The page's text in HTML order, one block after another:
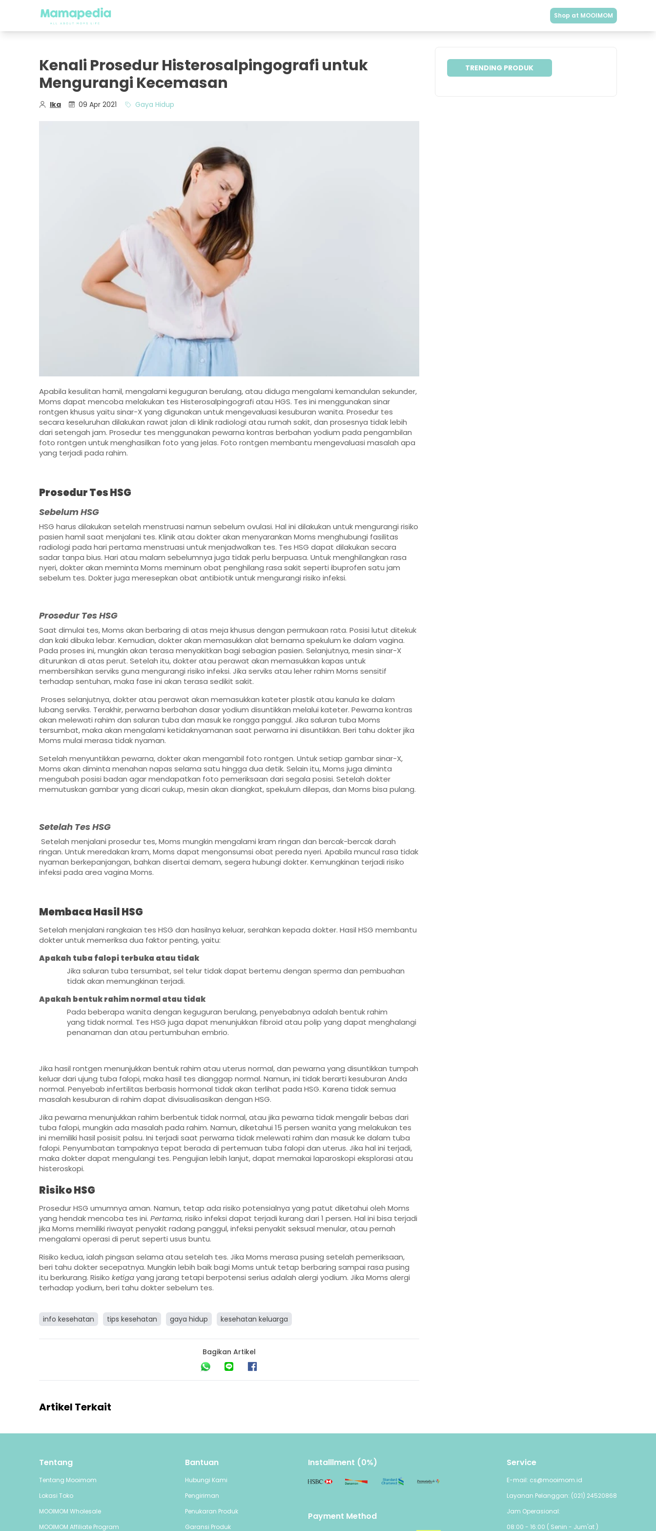
Shop at MOOIMOM
Kenali Prosedur Histerosalpingografi untuk
Mengurangi Kecemasan
Ika 09 Apr 2021 Gaya Hidup
Apabila kesulitan hamil, mengalami keguguran berulang, atau diduga mengalami kemandulan sekunder,
Moms dapat mencoba melakukan tes Histerosalpingografi atau HGS. Tes ini menggunakan sinar
rontgen khusus yaitu sinar-X yang digunakan untuk mengevaluasi kesuburan wanita. Prosedur tes
secara keseluruhan dilakukan rawat jalan di klinik radiologi atau rumah sakit, dan prosesnya tidak lebih
dari setengah jam. Prosedur tes menggunakan pewarna kontras berbahan yodium pada pengambilan
foto rontgen untuk menghasilkan foto yang jelas. Foto rontgen membantu mengevaluasi masalah apa
yang terjadi pada rahim.
Prosedur Tes HSG
Sebelum HSG
HSG harus dilakukan setelah menstruasi namun sebelum ovulasi. Hal ini dilakukan untuk mengurangi risiko
pasien hamil saat menjalani tes. Klinik atau dokter akan menyarankan Moms menghubungi fasilitas
radiologi pada hari pertama menstruasi untuk menjadwalkan tes. Tes HSG dapat dilakukan secara
sadar tanpa bius. Hari atau malam sebelumnya juga tidak perlu berpuasa. Untuk menghilangkan rasa
nyeri, dokter akan meminta Moms meminum obat penghilang rasa sakit seperti ibuprofen satu jam
sebelum tes. Dokter juga meresepkan obat antibiotik untuk mengurangi risiko infeksi.
Prosedur Tes HSG
Saat dimulai tes, Moms akan berbaring di atas meja khusus dengan permukaan rata. Posisi lutut ditekuk
dan kaki dibuka lebar. Kemudian, dokter akan memasukkan alat bernama spekulum ke dalam vagina.
Pada proses ini, mungkin akan terasa menyakitkan bagi sebagian pasien. Selanjutnya, mesin sinar-X
diturunkan di atas perut. Setelah itu, dokter atau perawat akan memasukkan kapas untuk
membersihkan serviks guna mengurangi risiko infeksi. Jika serviks atau leher rahim Moms sensitif
terhadap sentuhan, maka fase ini akan terasa sedikit sakit.
Proses selanjutnya, dokter atau perawat akan memasukkan kateter plastik atau kanula ke dalam
lubang serviks. Terakhir, perwarna berbahan dasar yodium disuntikkan melalui kateter. Pewarna kontras
akan melewati rahim dan saluran tuba dan masuk ke rongga panggul. Jika saluran tuba Moms
tersumbat, maka akan mengalami ketidaknyamanan saat perwarna ini disuntikkan. Beri tahu dokter jika
Moms mulai merasa tidak nyaman.
Setelah menyuntikkan pewarna, dokter akan mengambil foto rontgen. Untuk setiap gambar sinar-X,
Moms akan diminta menahan napas selama satu hingga dua detik. Selain itu, Moms juga diminta
mengubah posisi badan agar mendapatkan foto pemeriksaan dari segala posisi. Setelah dokter
memutuskan gambar yang dicari cukup, mesin akan diangkat, spekulum dilepas, dan Moms bisa pulang.
Setelah Tes HSG
Setelah menjalani prosedur tes, Moms mungkin mengalami kram ringan dan bercak-bercak darah
ringan. Untuk meredakan kram, Moms dapat mengonsumsi obat pereda nyeri. Apabila muncul rasa tidak
nyaman berkepanjangan, bahkan disertai demam, segera hubungi dokter. Kemungkinan terjadi risiko
infeksi pada area vagina Moms.
Membaca Hasil HSG
Setelah menjalani rangkaian tes HSG dan hasilnya keluar, serahkan kepada dokter. Hasil HSG membantu
dokter untuk memeriksa dua faktor penting, yaitu:
Apakah tuba falopi terbuka atau tidak
Jika saluran tuba tersumbat, sel telur tidak dapat bertemu dengan sperma dan pembuahan
tidak akan memungkinan terjadi.
Apakah bentuk rahim normal atau tidak
Pada beberapa wanita dengan keguguran berulang, penyebabnya adalah bentuk rahim
yang tidak normal. Tes HSG juga dapat menunjukkan fibroid atau polip yang dapat menghalangi
penanaman dan atau pertumbuhan embrio.
Jika hasil rontgen menunjukkan bentuk rahim atau uterus normal, dan pewarna yang disuntikkan tumpah
keluar dari ujung tuba falopi, maka hasil tes dianggap normal. Namun, ini tidak berarti kesuburan Anda
normal. Penyebab infertilitas berbasis hormonal tidak akan terlihat pada HSG. Karena tidak semua
masalah kesuburan di rahim dapat divisualisasikan dengan HSG.
Jika pewarna menunjukkan rahim berbentuk tidak normal, atau jika pewarna tidak mengalir bebas dari
tuba falopi, mungkin ada masalah pada rahim. Namun, diketahui 15 persen wanita yang melakukan tes
ini memiliki hasil posisit palsu. Ini terjadi saat perwarna tidak melewati rahim dan masuk ke dalam tuba
falopi. Penyumbatan tampaknya tepat berada di pertemuan tuba falopi dan uterus. Jika hal ini terjadi,
maka dokter dapat mengulangi tes. Pengujian lebih lanjut, dapat memakai laparoskopi eksplorasi atau
histeroskopi.
Risiko HSG
Prosedur HSG umumnya aman. Namun, tetap ada risiko potensialnya yang patut diketahui oleh Moms
yang hendak mencoba tes ini. Pertama, risiko infeksi dapat terjadi kurang dari 1 persen. Hal ini bisa terjadi
jika Moms memiliki riwayat penyakit radang panggul, infeksi penyakit seksual menular, atau pernah
mengalami operasi di perut seperti usus buntu.
Risiko kedua, ialah pingsan selama atau setelah tes. Jika Moms merasa pusing setelah pemeriksaan,
beri tahu dokter secepatnya. Mungkin lebih baik bagi Moms untuk tetap berbaring sampai rasa pusing
itu berkurang. Risiko ketigayang jarang tetapi berpotensi serius adalah alergi yodium. Jika Moms alergi
terhadap yodium, beri tahu dokter sebelum tes.
info kesehatan tips kesehatan gaya hidup kesehatan keluarga
Bagikan Artikel
TRENDING PRODUK
Artikel Terkait
Tentang
Tentang Mooimom
Lokasi Toko
MOOIMOM Wholesale
MOOIMOM Affiliate Program
Bantuan
Hubungi Kami
Pengiriman
Penukaran Produk
Garansi Produk
Installlment (0%)
Payment Method
Service
E-mail: cs@mooimom.id
Layanan Pelanggan: (021) 24520868
Jam Operasional:
08:00 - 16:00 ( Senin - Jum'at )